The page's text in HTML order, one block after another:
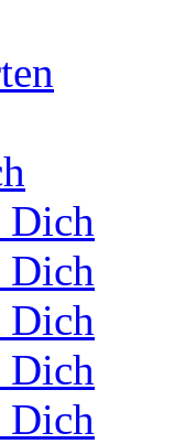
Dich
Dich
Dich
Dich
Dich